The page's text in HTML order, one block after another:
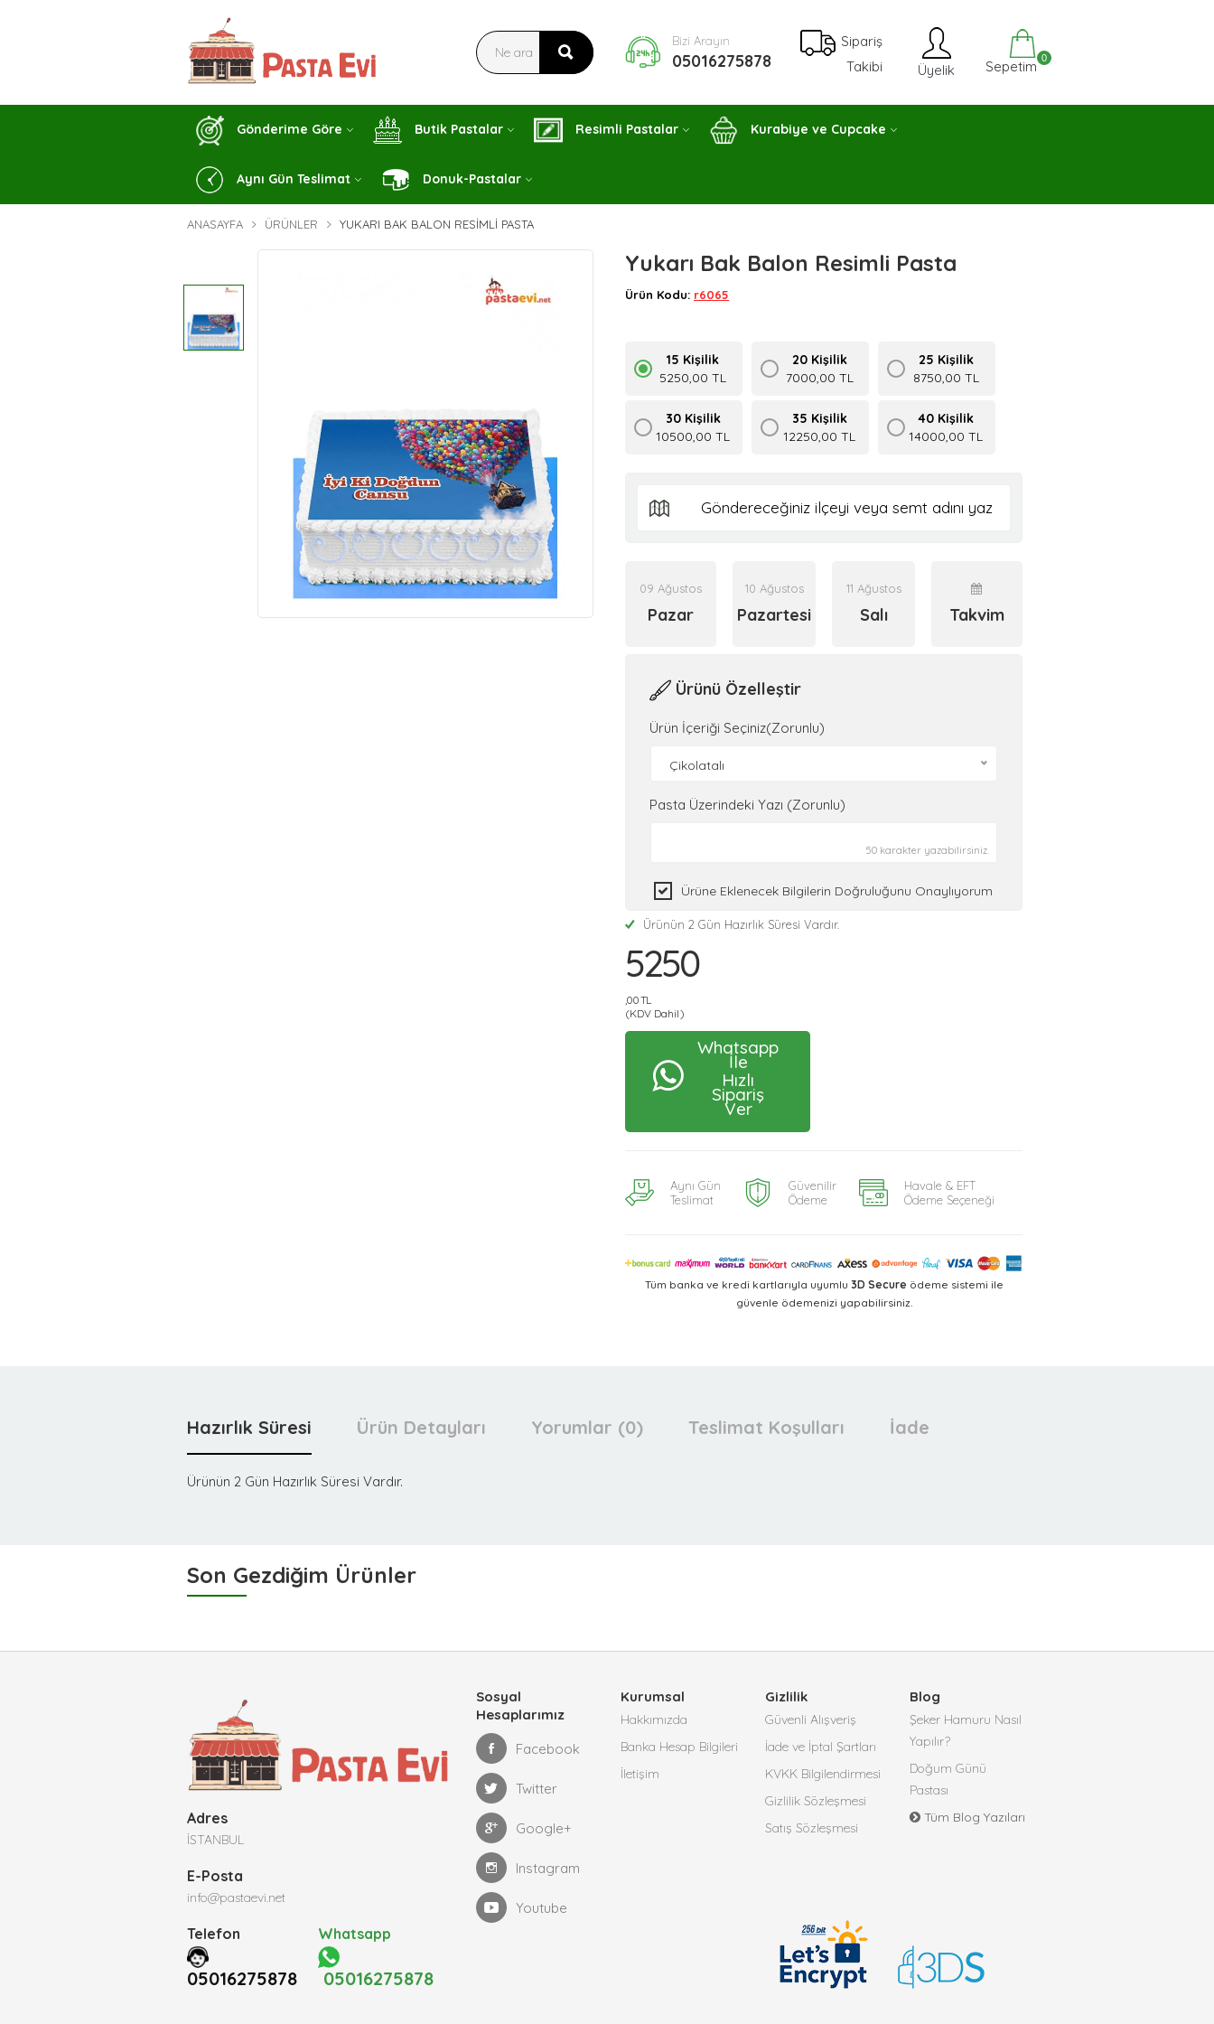
Sipariş
Takibi
Bizi Arayın
05016275878 Üyelik Sepetim 0
Gönderime Göre Butik Pastalar Resimli Pastalar Kurabiye ve Cupcake
Aynı Gün Teslimat Donuk-Pastalar
ANASAYFA ÜRÜNLER YUKARI BAK BALON RESIMLI PASTA
Yukarı Bak Balon Resimli Pasta
Ürün Kodu: r6065
15 Kişilik
5250,00 TL
20 Kişilik
7000,00 TL
25 Kişilik
8750,00 TL
30 Kişilik
10500,00 TL
35 Kişilik
12250,00 TL
40 Kişilik
14000,00 TL
09 Ağustos
Pazar
10 Ağustos
Pazartesi
11 Ağustos
Salı Takvim
Ürünü Özelleştir
Ürün İçeriği Seçiniz(Zorunlu)
Çikolatalı
Pasta Üzerindeki Yazı (Zorunlu)
50 karakter yazabilirsiniz.
Ürüne Eklenecek Bilgilerin Doğruluğunu Onaylıyorum
Ürünün 2 Gün Hazırlık Süresi Vardır.
5250
,00 TL
(KDV Dahil)
Whatsapp
İle
Hızlı
Sipariş
Ver
Aynı Gün
Teslimat
Güvenilir
Ödeme
Havale & EFT
Ödeme Seçeneği
Tüm banka ve kredi kartlarıyla uyumlu 3D Secure ödeme sistemi ile
güvenle ödemenizi yapabilirsiniz.
Hazırlık Süresi Ürün Detayları Yorumlar (0) Teslimat Koşulları İade
Ürünün 2 Gün Hazırlık Süresi Vardır.
Son Gezdiğim Ürünler
Adres
İSTANBUL
E-Posta
info@pastaevi.net
Telefon
05016275878
Whatsapp
05016275878
Sosyal
Hesaplarımız
Facebook
Twitter
Google+
Instagram
Youtube
Kurumsal
Hakkımızda
Banka Hesap Bilgileri
İletişim
Gizlilik
Güvenli Alışveriş
İade ve İptal Şartları
KVKK Bilgilendirmesi
Gizlilik Sözleşmesi
Satış Sözleşmesi
Blog
Şeker Hamuru Nasıl
Yapılır?
Doğum Günü
Pastası
Tüm Blog Yazıları